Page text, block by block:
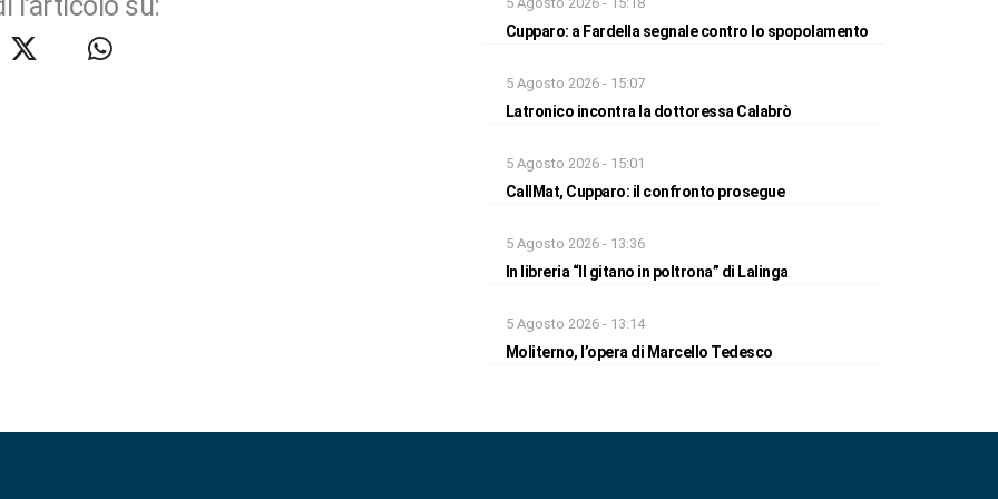
Cupparo: a Fardella segnale contro lo spopolamento
5 Agosto 2026 - 15:07
Latronico incontra la dottoressa Calabrò
5 Agosto 2026 - 15:01
CallMat, Cupparo: il confronto prosegue
5 Agosto 2026 - 13:36
In libreria “Il gitano in poltrona” di Lalinga
5 Agosto 2026 - 13:14
Moliterno, l’opera di Marcello Tedesco